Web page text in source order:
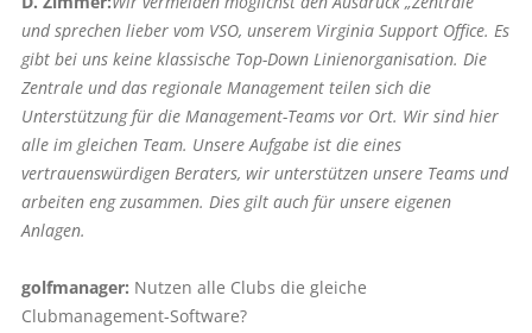
und sprechen lieber vom VSO, unserem Virginia Support Office. Es
gibt bei uns keine klassische Top-Down Linienorganisation. Die
Zentrale und das regionale Management teilen sich die
Unterstützung für die Management-Teams vor Ort. Wir sind hier
alle im gleichen Team. Unsere Aufgabe ist die eines
vertrauenswürdigen Beraters, wir unterstützen unsere Teams und
arbeiten eng zusammen. Dies gilt auch für unsere eigenen
Anlagen.
golfmanager: Nutzen alle Clubs die gleiche
Clubmanagement-Software?